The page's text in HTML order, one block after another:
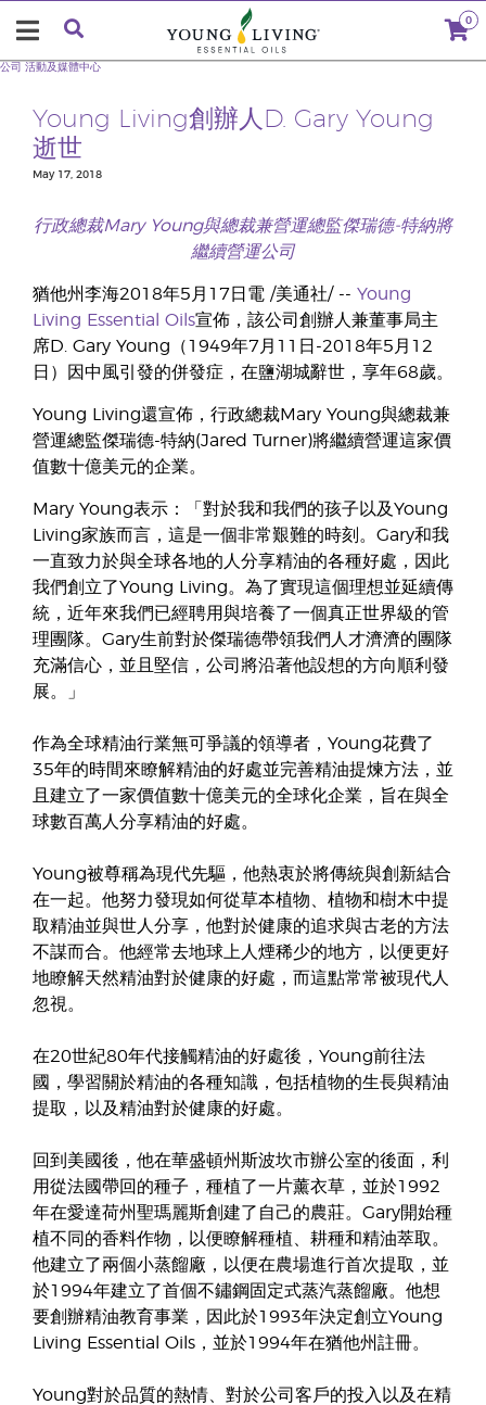
0
公司 活動及媒體中心
Young Living創辦人D. Gary Young
逝世
May 17, 2018
行政總裁Mary Young與總裁兼營運總監傑瑞德-特納將
繼續營運公司
猶他州李海2018年5月17日電 /美通社/ -- Young
Living Essential Oils宣佈，該公司創辦人兼董事局主
席D. Gary Young（1949年7月11日-2018年5月12
日）因中風引發的併發症，在鹽湖城辭世，享年68歲。
Young Living還宣佈，行政總裁Mary Young與總裁兼
營運總監傑瑞德-特納(Jared Turner)將繼續營運這家價
值數十億美元的企業。
Mary Young表示：「對於我和我們的孩子以及Young
Living家族而言，這是一個非常艱難的時刻。Gary和我
一直致力於與全球各地的人分享精油的各種好處，因此
我們創立了Young Living。為了實現這個理想並延續傳
統，近年來我們已經聘用與培養了一個真正世界級的管
理團隊。Gary生前對於傑瑞德帶領我們人才濟濟的團隊
充滿信心，並且堅信，公司將沿著他設想的方向順利發
展。」
作為全球精油行業無可爭議的領導者，Young花費了
35年的時間來瞭解精油的好處並完善精油提煉方法，並
且建立了一家價值數十億美元的全球化企業，旨在與全
球數百萬人分享精油的好處。
Young被尊稱為現代先驅，他熱衷於將傳統與創新結合
在一起。他努力發現如何從草本植物、植物和樹木中提
取精油並與世人分享，他對於健康的追求與古老的方法
不謀而合。他經常去地球上人煙稀少的地方，以便更好
地瞭解天然精油對於健康的好處，而這點常常被現代人
忽視。
在20世紀80年代接觸精油的好處後，Young前往法
國，學習關於精油的各種知識，包括植物的生長與精油
提取，以及精油對於健康的好處。
回到美國後，他在華盛頓州斯波坎市辦公室的後面，利
用從法國帶回的種子，種植了一片薰衣草，並於1992
年在愛達荷州聖瑪麗斯創建了自己的農莊。Gary開始種
植不同的香料作物，以便瞭解種植、耕種和精油萃取。
他建立了兩個小蒸餾廠，以便在農場進行首次提取，並
於1994年建立了首個不鏽鋼固定式蒸汽蒸餾廠。他想
要創辦精油教育事業，因此於1993年決定創立Young
Living Essential Oils，並於1994年在猶他州註冊。
Young對於品質的熱情、對於公司客戶的投入以及在精